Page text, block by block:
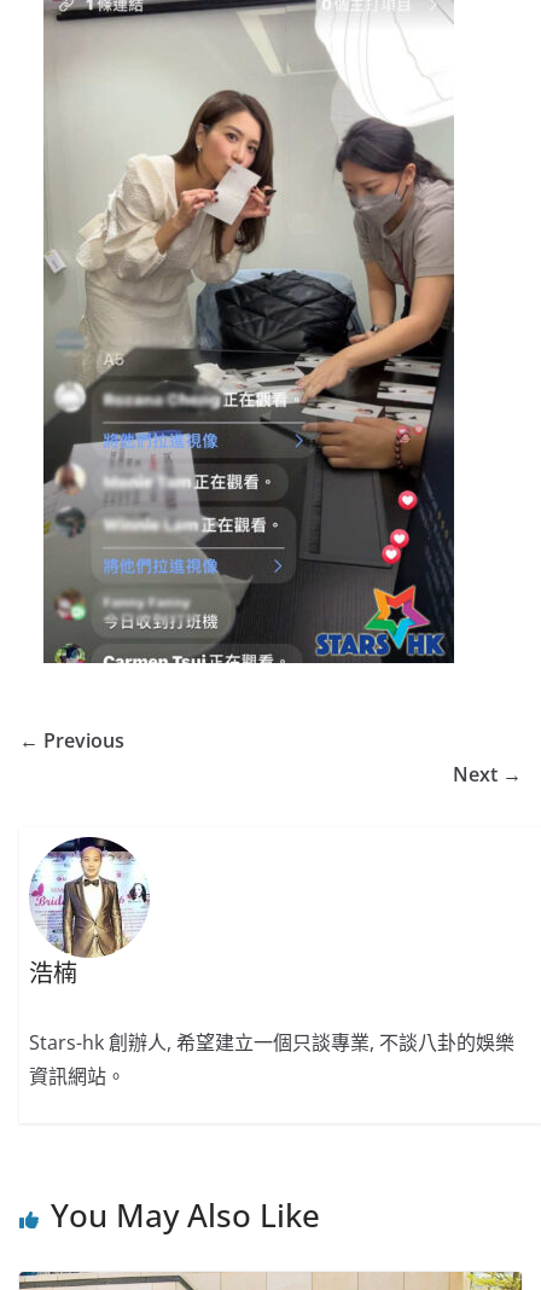
← Previous
Next →
浩楠
Stars-hk 創辦人, 希望建立一個只談專業, 不談八卦的娛樂
資訊網站。
You May Also Like